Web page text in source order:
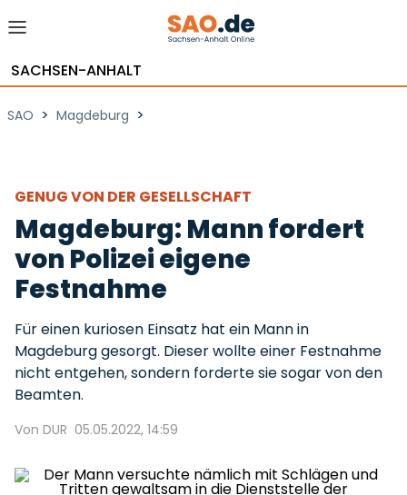
SACHSEN-ANHALT
SAO > Magdeburg >
GENUG VON DER GESELLSCHAFT
Magdeburg: Mann fordert
von Polizei eigene
Festnahme
Für einen kuriosen Einsatz hat ein Mann in
Magdeburg gesorgt. Dieser wollte einer Festnahme
nicht entgehen, sondern forderte sie sogar von den
Beamten.
Von DUR 05.05.2022, 14:59